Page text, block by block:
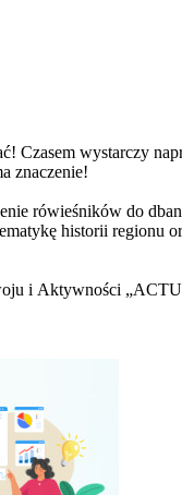
wystarczy
znaczenie!
rówieśników do
historii regionu
i Aktywności